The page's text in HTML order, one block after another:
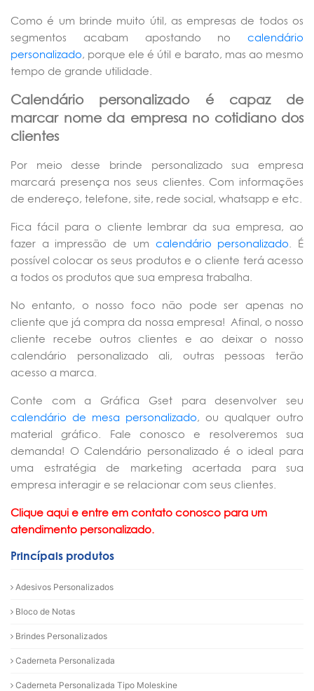
Como é um brinde muito útil, as empresas de todos os
segmentos acabam apostando no calendário
personalizado, porque ele é útil e barato, mas ao mesmo
tempo de grande utilidade.
Calendário personalizado é capaz de
marcar nome da empresa no cotidiano dos
clientes
Por meio desse brinde personalizado sua empresa
marcará presença nos seus clientes. Com informações
de endereço, telefone, site, rede social, whatsapp e etc.
Fica fácil para o cliente lembrar da sua empresa, ao
fazer a impressão de um calendário personalizado. É
possível colocar os seus produtos e o cliente terá acesso
a todos os produtos que sua empresa trabalha.
No entanto, o nosso foco não pode ser apenas no
cliente que já compra da nossa empresa! Afinal, o nosso
cliente recebe outros clientes e ao deixar o nosso
calendário personalizado ali, outras pessoas terão
acesso a marca.
Conte com a Gráfica Gset para desenvolver seu
calendário de mesa personalizado, ou qualquer outro
material gráfico. Fale conosco e resolveremos sua
demanda! O Calendário personalizado é o ideal para
uma estratégia de marketing acertada para sua
empresa interagir e se relacionar com seus clientes.
Clique aqui e entre em contato conosco para um
atendimento personalizado.
Princípais produtos
Adesivos Personalizados
Bloco de Notas
Brindes Personalizados
Caderneta Personalizada
Caderneta Personalizada Tipo Moleskine